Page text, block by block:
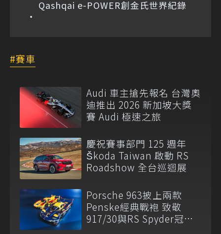
Qashqai e-POWER創金氏世界紀錄
賽車
Audi 車主搶先報名 台灣奧
迪推出 2026 新加坡大獎
賽 Audi 極速之旅
慶祝賽事部門 125 週年
Škoda Taiwan 啟動 RS
Roadshow 全台巡迴展
Porsche 963披上兩款
Penske經典戰袍 致敬
917/30與RS Spyder冠軍